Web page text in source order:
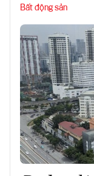
Bất động sản